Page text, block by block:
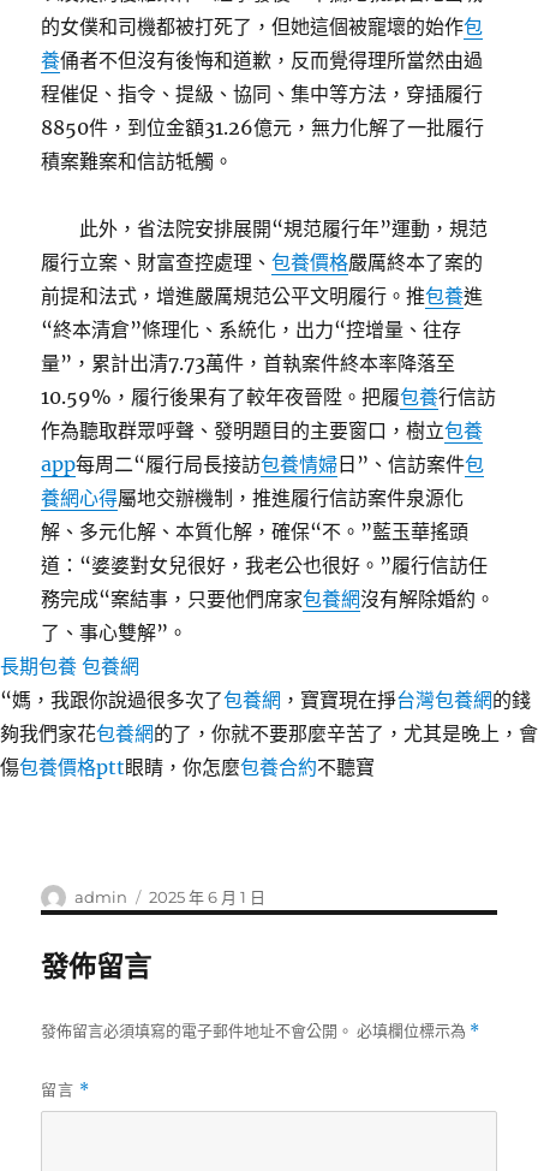
的女僕和司機都被打死了，但她這個被寵壞的始作包
養俑者不但沒有後悔和道歉，反而覺得理所當然由過
程催促、指令、提級、協同、集中等方法，穿插履行
8850件，到位金額31.26億元，無力化解了一批履行
積案難案和信訪牴觸。
此外，省法院安排展開“規范履行年”運動，規范
履行立案、財富查控處理、包養價格嚴厲終本了案的
前提和法式，增進嚴厲規范公平文明履行。推包養進
“終本清倉”條理化、系統化，出力“控增量、往存
量”，累計出清7.73萬件，首執案件終本率降落至
10.59%，履行後果有了較年夜晉陞。把履包養行信訪
作為聽取群眾呼聲、發明題目的主要窗口，樹立包養
app每周二“履行局長接訪包養情婦 日”、信訪案件包
養網心得屬地交辦機制，推進履行信訪案件泉源化
解、多元化解、本質化解，確保“不。”藍玉華搖頭
道：“婆婆對女兒很好，我老公也很好。”履行信訪任
務完成“案結事，只要他們席家包養網沒有解除婚約。
了、事心雙解”。
長期包養 包養網
“媽，我跟你說過很多次了包養網 ，寶寶現在掙台灣包養網的錢
夠我們家花包養網的了，你就不要那麼辛苦了，尤其是晚上，會
傷包養價格ptt眼睛，你怎麼包養合約不聽寶
作
者
admin
發
佈
2025 年 6 月 1 日
發佈留言
發佈留言必須填寫的電子郵件地址不會公開。 必填欄位標示為 *
留言 *